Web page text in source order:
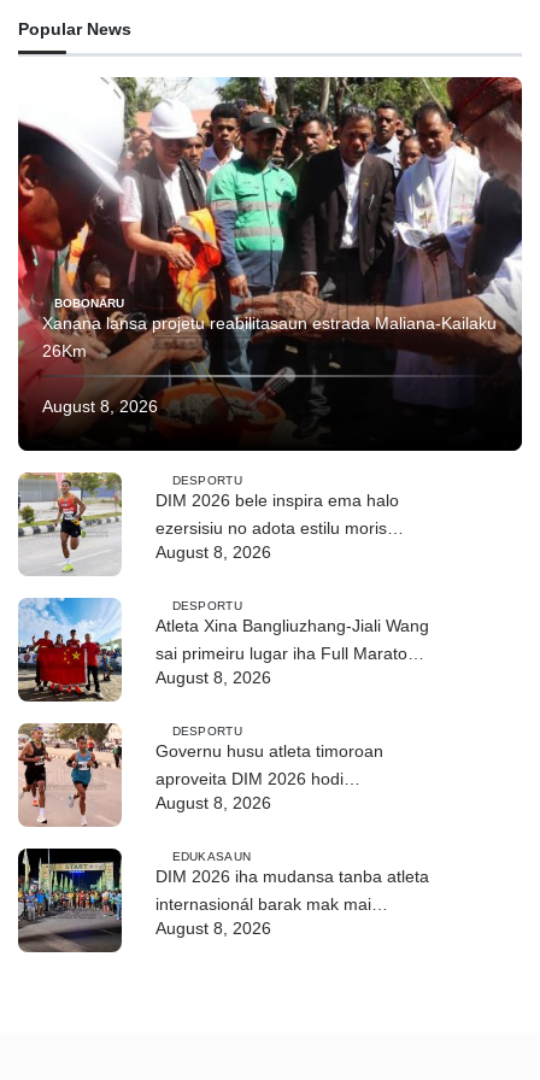
Popular News
BOBONARU
Xanana lansa projetu reabilitasaun estrada Maliana-Kailaku
26Km
August 8, 2026
DESPORTU
DIM 2026 bele inspira ema halo
ezersisiu no adota estilu moris
saudável
August 8, 2026
DESPORTU
Atleta Xina Bangliuzhang-Jiali Wang
sai primeiru lugar iha Full Maratona
42Km
August 8, 2026
DESPORTU
Governu husu atleta timoroan
aproveita DIM 2026 hodi
dezenvolve kapasidade
August 8, 2026
EDUKASAUN
DIM 2026 iha mudansa tanba atleta
internasionál barak mak mai
partisipa
August 8, 2026